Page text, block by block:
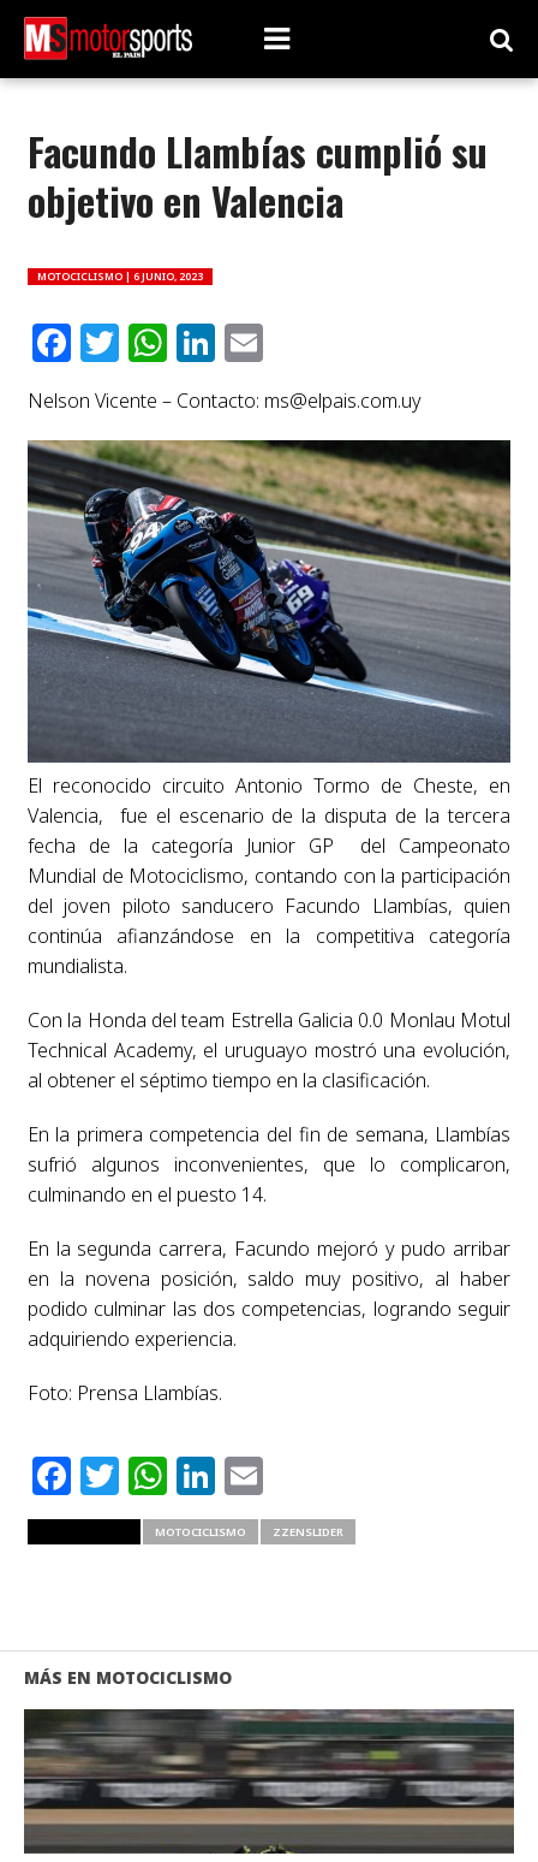
Facundo Llambías cumplió su
objetivo en Valencia
MOTOCICLISMO | 6 JUNIO, 2023
Facebook
Twitter
WhatsApp
LinkedIn
Email
Nelson Vicente – Contacto: ms@elpais.com.uy
El reconocido circuito Antonio Tormo de Cheste, en
Valencia, fue el escenario de la disputa de la tercera
fecha de la categoría Junior GP del Campeonato
Mundial de Motociclismo, contando con la participación
del joven piloto sanducero Facundo Llambías, quien
continúa afianzándose en la competitiva categoría
mundialista.
Con la Honda del team Estrella Galicia 0.0 Monlau Motul
Technical Academy, el uruguayo mostró una evolución,
al obtener el séptimo tiempo en la clasificación.
En la primera competencia del fin de semana, Llambías
sufrió algunos inconvenientes, que lo complicaron,
culminando en el puesto 14.
En la segunda carrera, Facundo mejoró y pudo arribar
en la novena posición, saldo muy positivo, al haber
podido culminar las dos competencias, logrando seguir
adquiriendo experiencia.
Foto: Prensa Llambías.
Facebook
Twitter
WhatsApp
LinkedIn
Email
MOTOCICLISMO ZZENSLIDER
MÁS EN MOTOCICLISMO